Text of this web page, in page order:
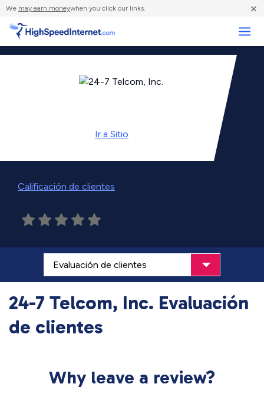
We may earn moneywhen you click our links. ×
Ir a Sitio
Calificación de clientes
24-7 Telcom, Inc. Evaluación
de clientes
Why leave a review?